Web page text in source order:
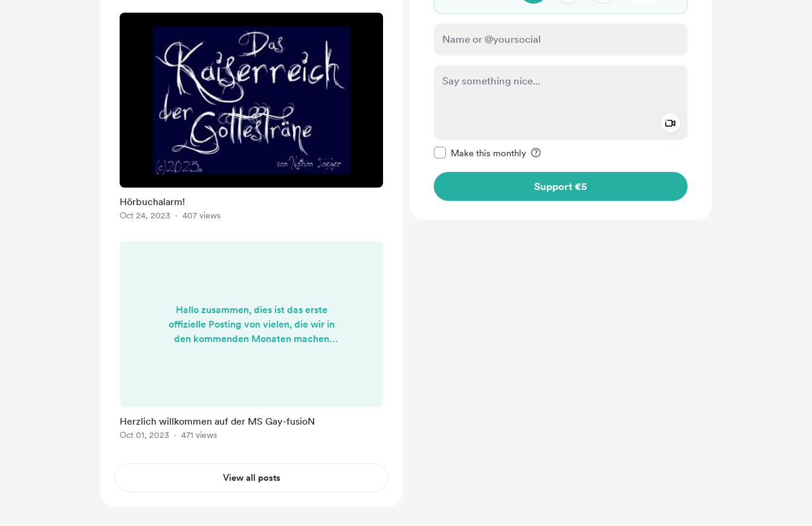
Make this monthly
Support €5
Hörbuchalarm!
Oct 24, 2023 407 views
Hallo zusammen, dies ist das erste
offizielle Posting von vielen, die wir in
den kommenden Monaten machen
Mitgliedschaft bekommt Ihr immer mehr
Inhalte von uns, denn es soll sich für Euch
Herzlich willkommen auf der MS Gay-fusioN
Oct 01, 2023 471 views
View all posts